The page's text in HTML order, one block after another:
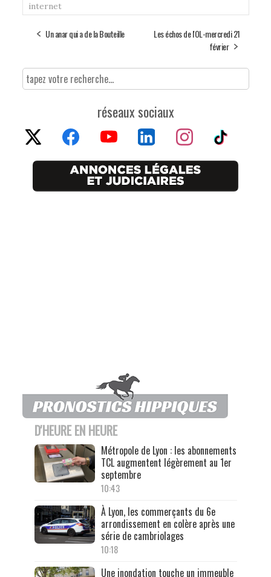
internet
Un anar qui a de la Bouteille
Les échos de l'OL-mercredi 21
février
réseaux sociaux
D'HEURE EN HEURE
Métropole de Lyon : les abonnements
TCL augmentent légèrement au 1er
septembre
10:43
À Lyon, les commerçants du 6e
arrondissement en colère après une
série de cambriolages
10:18
Une inondation touche un immeuble